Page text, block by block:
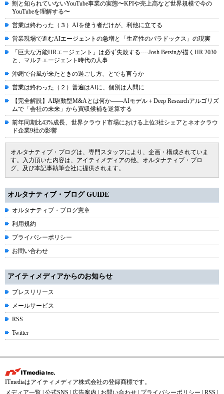
割と知られていないYouTube事業の実態〜KPIや売上高など世界規模で今の
YouTubeを理解する〜
営業は終わった（３）AIを使う者だけが、利他に立てる
営業現場で進むAIエージェントの急増と「生産性のパラドックス」の現実
「巨大な万能HRエージェント」は必ず失敗する----Josh Bersinが描くHR 2030
と、マルチエージェント時代の人事
沖縄で台風が来たときの過ごし方、とでも言うか
営業は終わった（２）普遍はAIに、個別は人間に
【完全解説】AI駆動型M&Aとは何か――AIモデル＋Deep Researchアルゴリズ
ムで「会社の未来」から買収候補を逆算する
前年同期比43%成長、世界クラウド市場における上位3社シェアとネオクラウ
ド企業9社の影響
オルタナティブ・ブログは、専門スタッフにより、企画・構成されていま
す。入力頂いた内容は、アイティメディアの他、オルタナティブ・ブロ
グ、及び本記事執筆会社に提供されます。
オルタナティブ・ブログ GUIDE
オルタナティブ・ブログ憲章
利用規約
プライバシーポリシー
お問い合わせ
アイティメディアからのお知らせ
プレスリリース
メールサービス
RSS
Twitter
ITmediaはアイティメディア株式会社の登録商標です。
メディア一覧 公式SNS 広告案内 お問い合わせ プライバシーポリシー RSS